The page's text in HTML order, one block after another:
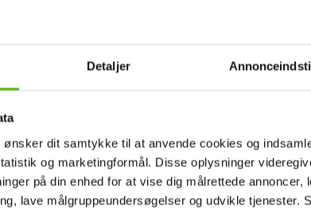
Detaljer
ønsker dit samtykke til at anvende cookies og
og marketingformål. Disse oplysninger
på din enhed for at vise dig målrettede annoncer,
lave målgruppeundersøgelser og udvikle tjenester.
på den front.
Annonce